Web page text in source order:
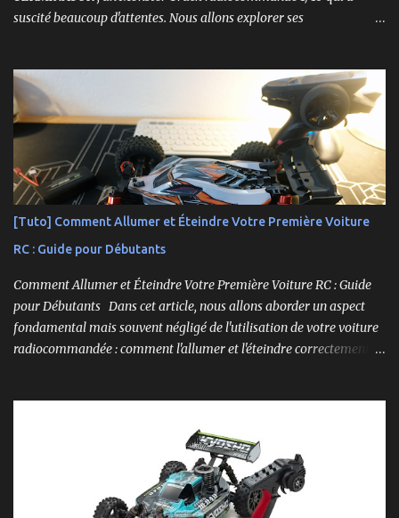
suscité beaucoup d'attentes. Nous allons explorer ses
distingue par son prix attractif et ses fonctionnalités intéressantes,
et nous allons examiner tout cela en profondeur. ----------------
------------------------- Lien affilié Aliexpress 👉​
https://s.click.aliexpress.com/e/_c3IM84VZ -- -------------------
----------------------
[Tuto] Comment Allumer et Éteindre Votre Première Voiture
RC : Guide pour Débutants
Comment Allumer et Éteindre Votre Première Voiture RC : Guide
pour Débutants Dans cet article, nous allons aborder un aspect
fondamental mais souvent négligé de l'utilisation de votre voiture
radiocommandée : comment l'allumer et l'éteindre correctement.